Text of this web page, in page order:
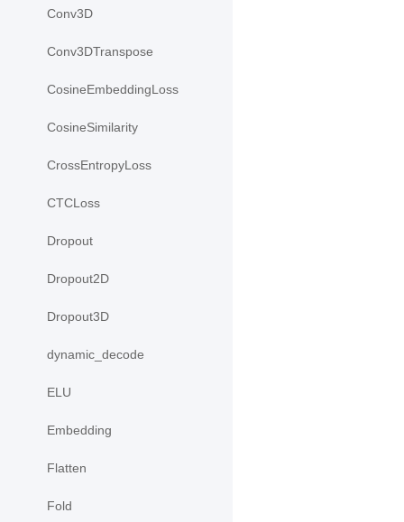
Conv3D
Conv3DTranspose
CosineEmbeddingLoss
CosineSimilarity
CrossEntropyLoss
CTCLoss
Dropout
Dropout2D
Dropout3D
dynamic_decode
ELU
Embedding
Flatten
Fold